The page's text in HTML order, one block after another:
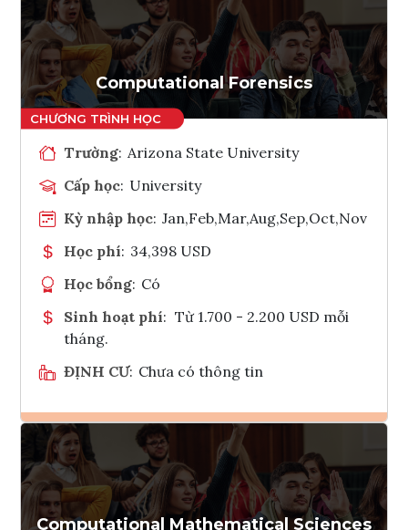
Ghi danh
Tham vấn Interlink
Computational Forensics
Trường: Arizona State University
Cấp học: University
Kỳ nhập học: Jan,Feb,Mar,Aug,Sep,Oct,Nov
Học phí: 34,398 USD
Học bổng: Có
Sinh hoạt phí: Từ 1.700 - 2.200 USD mỗi
tháng.
ĐỊNH CƯ: Chưa có thông tin
Ghi danh
Tham vấn Interlink
Computational Mathematical Sciences